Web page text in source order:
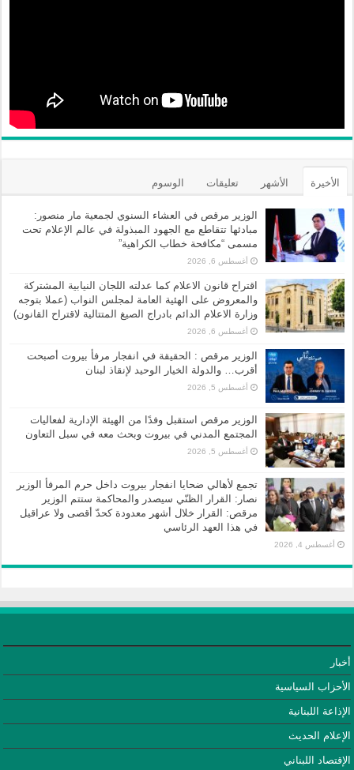
الأخيرة الأشهر تعليقات الوسوم
الوزير مرقص في العشاء السنوي لجمعية مار منصور:
مبادئها تتقاطع مع الجهود المبذولة في عالم الإعلام تحت
مسمى “مكافحة خطاب الكراهية”
أغسطس 6, 2026
اقتراح قانون الاعلام كما عدلته اللجان النيابية المشتركة
والمعروض على الهئية العامة لمجلس النواب (عملا بتوجه
وزارة الاعلام الدائم بادراج الصيغ المتتالية لاقتراح القانون)
أغسطس 6, 2026
الوزير مرقص : الحقيقة في انفجار مرفأ بيروت أصبحت
أقرب… والدولة الخيار الوحيد لإنقاذ لبنان
أغسطس 5, 2026
الوزير مرقص استقبل وفدًا من الهيئة الإدارية لفعاليات
المجتمع المدني في بيروت وبحث معه في سبل التعاون
أغسطس 5, 2026
تجمع لأهالي ضحايا انفجار بيروت داخل حرم المرفأ الوزير
نصار: القرار الظنّي سيصدر والمحاكمة ستتم الوزير
مرقص: القرار خلال أشهر معدودة كحدّ أقصى ولا عراقيل
في هذا العهد الرئاسي
أغسطس 4, 2026
أخبار
الأحزاب السياسية
الإذاعة اللبنانية
الإعلام الحديث
الإقتصاد اللبناني